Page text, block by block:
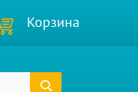
Корзина